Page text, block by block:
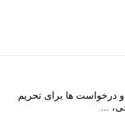
درخواست ها برای تحریم
...